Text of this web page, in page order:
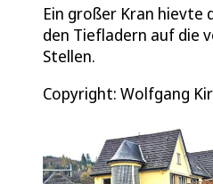
Ein großer Kran hievte
den Tiefladern auf die
Stellen.
Copyright: Wolfgang